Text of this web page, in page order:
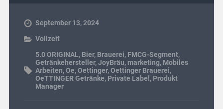
September 13, 2024
Vollzeit
5.0 ORIGINAL, Bier, Brauerei, FMCG-Segment,
Getränkehersteller,JoyBräu, marketing, Mobiles
Arbeiten,Oe,Oettinger,Oettinger Brauerei,
OeTTINGER Getränke, Private Label , Produkt
Manager